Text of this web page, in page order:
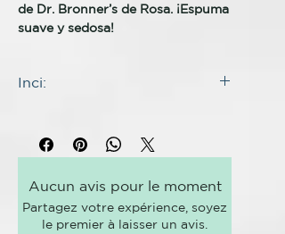
de Dr. Bronner’s de Rosa. ¡Espuma
suave y sedosa!
dulzura, nuestra Pastilla de Jabón
certificados de comercio justo y
aceite de semilla de cáñamo
orgánico cultivado en EE. UU.
para una espuma suave que no
reseca la piel. Biodegradable en
Inci:
de palma orgánico*, hidróxido de
orgánico*, fragancia de rosa
natural, aceite de semilla de
cáñamo orgánico, aceite de jojoba
Aucun avis pour le moment
Partagez votre expérience, soyez
le premier à laisser un avis.